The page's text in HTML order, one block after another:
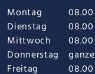
Montag 08.00
Dienstag
08.00
Mittwoch
08.00
Donnerstag
Freitag